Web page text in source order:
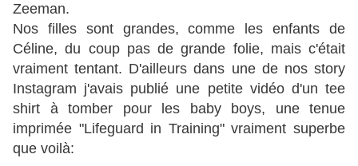
Zeeman.
Nos filles sont grandes, comme les enfants de
Céline, du coup pas de grande folie, mais c'était
vraiment tentant. D'ailleurs dans une de nos story
Instagram j'avais publié une petite vidéo d'un tee
shirt à tomber pour les baby boys, une tenue
imprimée "Lifeguard in Training" vraiment superbe
que voilà: